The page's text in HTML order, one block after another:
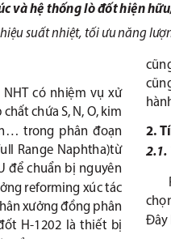
NHT  có  nhiệm  vụ  xử
chứa S, N, O, kim
trong  phân  đoạn
Range  Naphtha)từ
để chuẩn bị nguyên
reforming xúc tác
xưởng đồng phân
H-1202  là  thiết  bị
và hệ thống lò đốt hiện
suất nhiệt, tối ưu năng
2.
2.1.
Đây